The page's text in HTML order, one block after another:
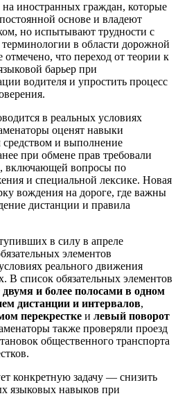
иностранных граждан, которые
основе и владеют
но испытывают трудности с
в области дорожной
что переход от теории к
барьер при
водителя и упростить процесс
в реальных условиях
оценят навыки
и выполнение
при обмене прав требовали
включающей вопросы по
и специальной лексике. Новая
вождения на дороге, где важны
дистанции и правила
в силу в апреле
элементов
реального движения
В список обязательных элементов
двумя и более полосами в одном
дистанции и интервалов,
перекрестке и левый поворот
также проверяли проезд
общественного транспорта
конкретную задачу — снизить
языковых навыков при